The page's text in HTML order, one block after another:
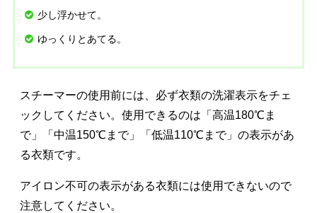
少し浮かせて。
ゆっくりとあてる。
スチーマーの使用前には、必ず衣類の洗濯表示をチェ
ックしてください。使用できるのは「高温180℃ま
で」「中温150℃まで」「低温110℃まで」の表示があ
る衣類です。
アイロン不可の表示がある衣類には使用できないので
注意してください。